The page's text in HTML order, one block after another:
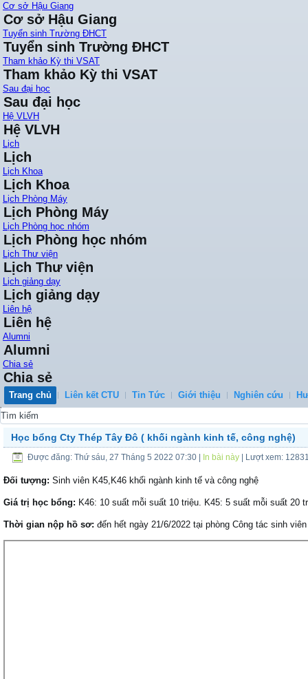
Cơ sở Hậu Giang
Cơ sở Hậu Giang
Tuyển sinh Trường ĐHCT
Tuyển sinh Trường ĐHCT
Tham khảo Kỳ thi VSAT
Tham khảo Kỳ thi VSAT
Sau đại học
Sau đại học
Hệ VLVH
Hệ VLVH
Lịch
Lịch
Lịch Khoa
Lịch Khoa
Lịch Phòng Máy
Lịch Phòng Máy
Lịch Phòng học nhóm
Lịch Phòng học nhóm
Lịch Thư viện
Lịch Thư viện
Lịch giảng dạy
Lịch giảng dạy
Liên hệ
Liên hệ
Alumni
Alumni
Chia sẻ
Chia sẻ
Trang chủ Liên kết CTU Tin Tức Giới thiệu Nghiên cứu
0
Học bổng Cty Thép Tây Đô ( khối ngành kinh tế, công nghệ)
Được đăng: Thứ sáu, 27 Tháng 5 2022 07:30 In bài này | Lượt xem:
Đối tượng: Sinh viên K45,K46 khối ngành kinh tế và công nghệ
Giá trị học bổng: K46: 10 suất mỗi suất 10 triệu. K45: 5 suất mỗi suất 20
Thời gian nộp hồ sơ: đến hết ngày 21/6/2022 tại phòng Công tác sinh viên